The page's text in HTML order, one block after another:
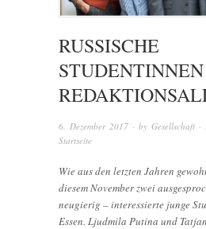
RUSSISCHE
6. Dezember 2017 · by Gesellschaft ·
Startseite
Wie aus den letzten Jahren
diesem November zwei
neugierig – interessierte junge
Essen. Ljudmila Putina und